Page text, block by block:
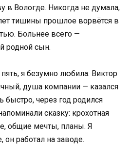
в Вологде. Никогда не думала,
тишины прошлое ворвётся в
Больнее всего —
родной сын.
я безумно любила. Виктор
душа компании — казался
быстро, через год родился
сказку: крохотная
общие мечты, планы. Я
работал на заводе.